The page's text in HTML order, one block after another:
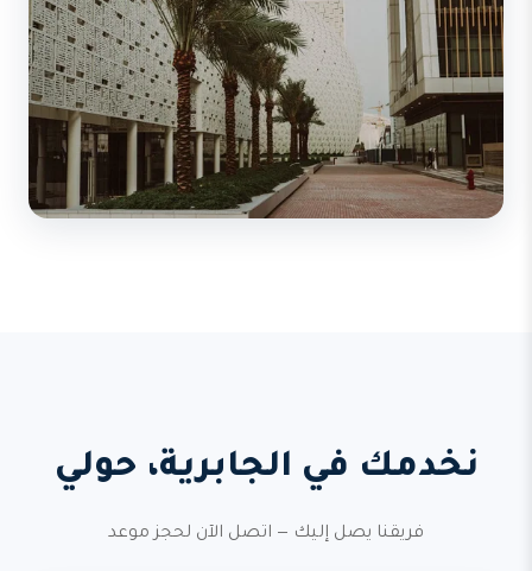
نخدمك في الجابرية، حولي
فريقنا يصل إليك — اتصل الآن لحجز موعد